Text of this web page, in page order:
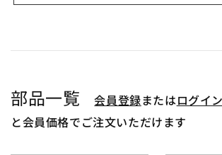
部品一覧 会員登録またはログイン
と会員価格でご注文いただけます